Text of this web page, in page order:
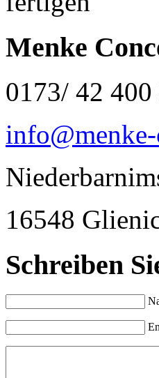
Menke
0173/ 42 400
16548
Schreiben